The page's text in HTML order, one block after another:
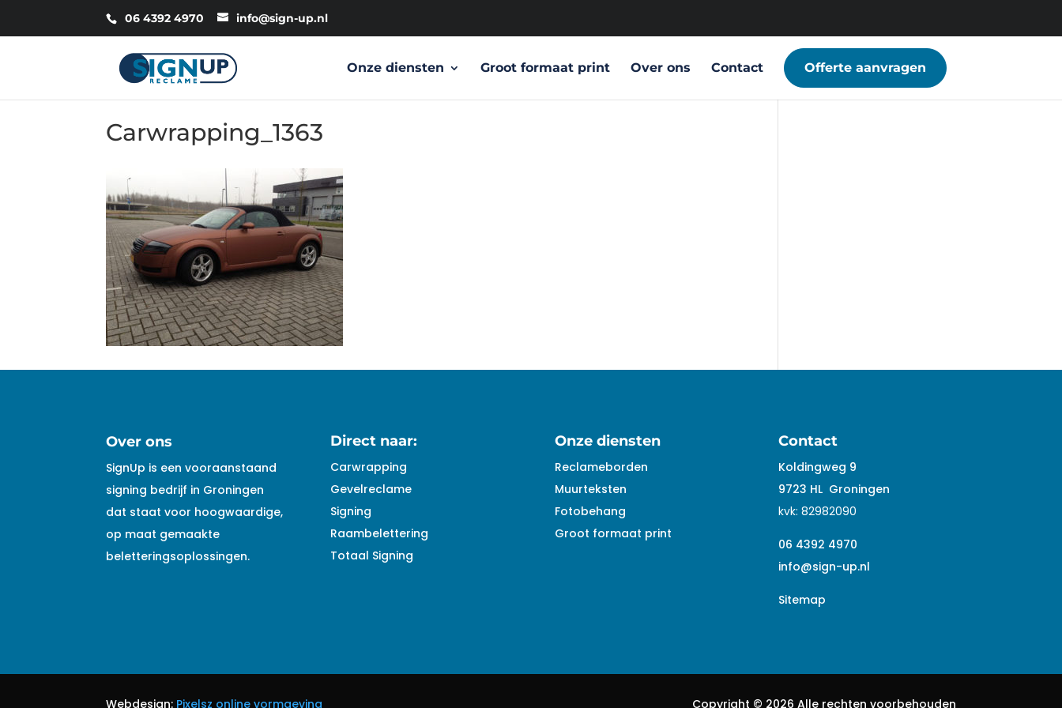
06 4392 4970 info@sign-up.nl
Onze diensten Groot formaat print Over ons Contact Offerte aanvragen
Carwrapping_1363
Over ons
SignUp is een vooraanstaand
signing bedrijf in Groningen
dat staat voor hoogwaardige,
op maat gemaakte
beletteringsoplossingen.
Direct naar:
Carwrapping
Gevelreclame
Signing
Raambelettering
Totaal Signing
Onze diensten
Reclameborden
Muurteksten
Fotobehang
Groot formaat print
Contact
Koldingweg 9
9723 HL Groningen
kvk:82982090
06 4392 4970
info@sign-up.nl
Sitemap
Webdesign: Pixelsz online vormgeving Copyright © 2026 Alle rechten voorbehouden